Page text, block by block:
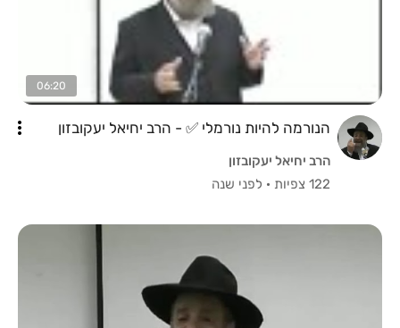
06:20
הנורמה להיות נורמלי ✅ - הרב יחיאל יעקובזון
הרב יחיאל יעקובזון
122 צפיות
· לפני שנה